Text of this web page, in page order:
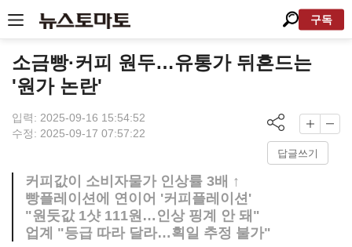
구독
소금빵·커피 원두…유통가 뒤흔드는
'원가 논란'
입력: 2025-09-16 15:54:52
수정: 2025-09-17 07:57:22
답글쓰기
커피값이 소비자물가 인상률 3배 ↑
빵플레이션에 연이어 '커피플레이션'
"원둣값 1샷 111원…인상 핑계 안 돼"
업계 "등급 따라 달라…획일 추정 불가"